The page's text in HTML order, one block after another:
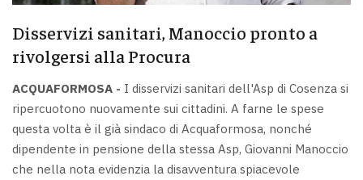
Disservizi sanitari, Manoccio pronto a
rivolgersi alla Procura
ACQUAFORMOSA - I disservizi sanitari dell'Asp di Cosenza si
ripercuotono nuovamente sui cittadini. A farne le spese
questa volta è il già sindaco di Acquaformosa, nonché
dipendente in pensione della stessa Asp, Giovanni Manoccio
che nella nota evidenzia la disavventura spiacevole